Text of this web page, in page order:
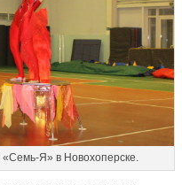
Я» в Новохоперске.